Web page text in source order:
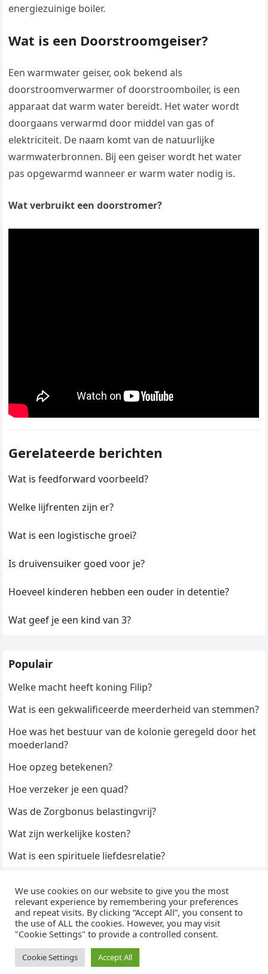
energiezuinige boiler.
Wat is een Doorstroomgeiser?
Een warmwater geiser, ook bekend als
doorstroomverwarmer of doorstroomboiler, is een
apparaat dat warm water bereidt. Het water wordt
doorgaans verwarmd door middel van gas of
elektriciteit. De naam komt van de natuurlijke
warmwaterbronnen. Bij een geiser wordt het water
pas opgewarmd wanneer er warm water nodig is.
Wat verbruikt een doorstromer?
Gerelateerde berichten
Wat is feedforward voorbeeld?
Welke lijfrenten zijn er?
Wat is een logistische groei?
Is druivensuiker goed voor je?
Hoeveel kinderen hebben een ouder in detentie?
Wat geef je een kind van 3?
Populair
Welke macht heeft koning Filip?
Wat is een gekwalificeerde meerderheid van stemmen?
Hoe was het bestuur van de kolonie geregeld door het
moederland?
Hoe opzeg betekenen?
Hoe verzeker je een quad?
Was de Zorgbonus belastingvrij?
Wat zijn werkelijke kosten?
Wat is een spirituele liefdesrelatie?
Hoe duur zijn Keukendeurtjes?
© 2026WijzeAntwoorden- Thema doorWPEnjoy· Aangedreven door
WordPress
We use cookies on our website to give you the most
relevant experience by remembering your preferences
and repeat visits. By clicking “Accept All”, you consent to
the use of ALL the cookies. However, you may visit
"Cookie Settings" to provide a controlled consent.
Cookie Settings Accept All